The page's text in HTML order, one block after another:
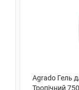
Agrado Гель
Тропічний